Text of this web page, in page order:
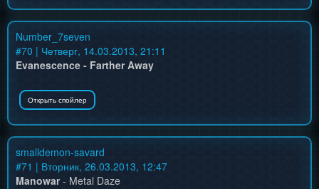
Number_7seven
#70 | Четверг, 14.03.2013, 21:11
Evanescence - Farther Away
smalldemon-savard
#71 | Вторник, 26.03.2013, 12:47
Manowar- Metal Daze